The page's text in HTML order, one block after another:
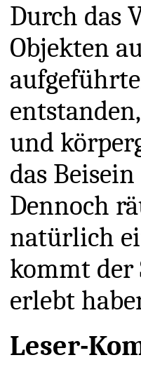
Durch das
Objekten
und
das
Dennoch
natürlich
kommt der
erlebt
Leser-